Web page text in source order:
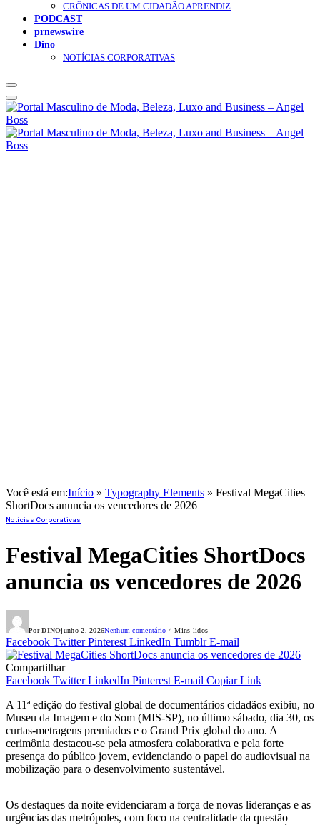
CRÔNICAS DE UM CIDADÃO APRENDIZ
PODCAST
prnewswire
Dino
NOTÍCIAS CORPORATIVAS
Você está em:Início » Typography Elements » Festival MegaCities
ShortDocs anuncia os vencedores de 2026
Notícias Corporativas
Festival MegaCities ShortDocs
anuncia os vencedores de 2026
Por DINOjunho 2, 2026Nenhum comentário 4 Mins lidos
Facebook Twitter Pinterest LinkedIn Tumblr E-mail
Compartilhar
Facebook Twitter LinkedIn Pinterest E-mail Copiar Link
A 11ª edição do festival global de documentários cidadãos exibiu, no
Museu da Imagem e do Som (MIS-SP), no último sábado, dia 30, os
curtas-metragens premiados e o Grand Prix global do ano. A
cerimônia destacou-se pela atmosfera colaborativa e pela forte
presença do público jovem, evidenciando o papel do audiovisual na
mobilização para o desenvolvimento sustentável.
Os destaques da noite evidenciaram a força de novas lideranças e as
urgências das metrópoles, com foco na centralidade da questão